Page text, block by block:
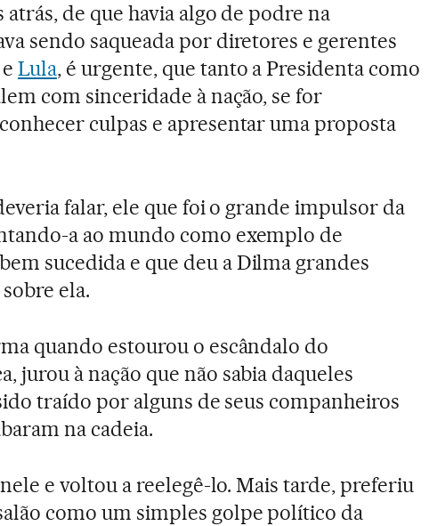
atrás, de que havia algo de podre na
sendo saqueada por diretores e gerentes
Lula, é urgente, que tanto a Presidenta como
com sinceridade à nação, se for
culpas e apresentar uma proposta
falar, ele que foi o grande impulsor da
a ao mundo como exemplo de
sucedida e que deu a Dilma grandes
ela.
quando estourou o escândalo do
jurou à nação que não sabia daqueles
traído por alguns de seus companheiros
na cadeia.
e voltou a reelegê-lo. Mais tarde, preferiu
como um simples golpe político da